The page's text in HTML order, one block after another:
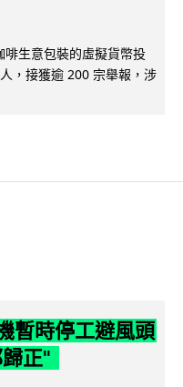
生意包裝的虛擬貨幣投
，接獲逾 200 宗舉報，涉
暫時停工避風頭
正"